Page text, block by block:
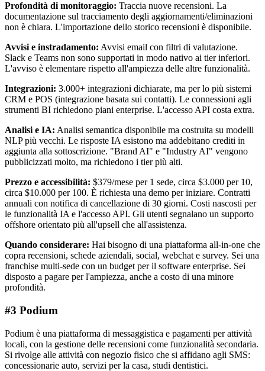
Profondità di monitoraggio: Traccia nuove recensioni. La
documentazione sul tracciamento degli aggiornamenti/eliminazioni
non è chiara. L'importazione dello storico recensioni è disponibile.
Avvisi e instradamento: Avvisi email con filtri di valutazione.
Slack e Teams non sono supportati in modo nativo ai tier inferiori.
L'avviso è elementare rispetto all'ampiezza delle altre funzionalità.
Integrazioni: 3.000+ integrazioni dichiarate, ma per lo più sistemi
CRM e POS (integrazione basata sui contatti). Le connessioni agli
strumenti BI richiedono piani enterprise. L'accesso API costa extra.
Analisi e IA: Analisi semantica disponibile ma costruita su modelli
NLP più vecchi. Le risposte IA esistono ma addebitano crediti in
aggiunta alla sottoscrizione. "Brand AI" e "Industry AI" vengono
pubblicizzati molto, ma richiedono i tier più alti.
Prezzo e accessibilità: $379/mese per 1 sede, circa $3.000 per 10,
circa $10.000 per 100. È richiesta una demo per iniziare. Contratti
annuali con notifica di cancellazione di 30 giorni. Costi nascosti per
le funzionalità IA e l'accesso API. Gli utenti segnalano un supporto
offshore orientato più all'upsell che all'assistenza.
Quando considerare: Hai bisogno di una piattaforma all-in-one che
copra recensioni, schede aziendali, social, webchat e survey. Sei una
franchise multi-sede con un budget per il software enterprise. Sei
disposto a pagare per l'ampiezza, anche a costo di una minore
profondità.
#3 Podium
Podium è una piattaforma di messaggistica e pagamenti per attività
locali, con la gestione delle recensioni come funzionalità secondaria.
Si rivolge alle attività con negozio fisico che si affidano agli SMS:
concessionarie auto, servizi per la casa, studi dentistici.